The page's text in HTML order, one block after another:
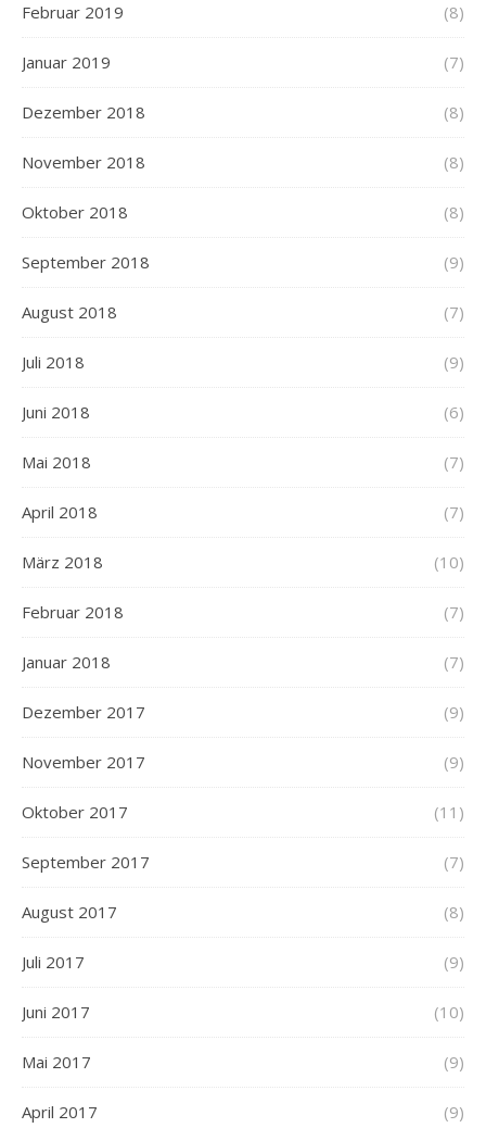
Februar 2019 (8)
Januar 2019 (7)
Dezember 2018 (8)
November 2018 (8)
Oktober 2018 (8)
September 2018 (9)
August 2018 (7)
Juli 2018 (9)
Juni 2018 (6)
Mai 2018 (7)
April 2018 (7)
März 2018 (10)
Februar 2018 (7)
Januar 2018 (7)
Dezember 2017 (9)
November 2017 (9)
Oktober 2017 (11)
September 2017 (7)
August 2017 (8)
Juli 2017 (9)
Juni 2017 (10)
Mai 2017 (9)
April 2017 (9)